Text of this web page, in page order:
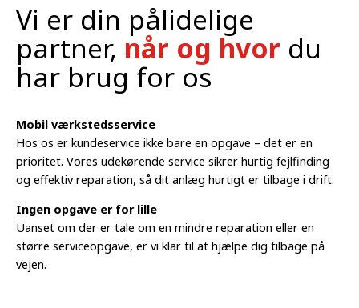
Vi er din pålidelige
partner, når og hvor du
har brug for os
Mobil værkstedsservice
Hos os er kundeservice ikke bare en opgave – det er en
prioritet. Vores udekørende service sikrer hurtig fejlfinding
og effektiv reparation, så dit anlæg hurtigt er tilbage i drift.
Ingen opgave er for lille
Uanset om der er tale om en mindre reparation eller en
større serviceopgave, er vi klar til at hjælpe dig tilbage på
vejen.